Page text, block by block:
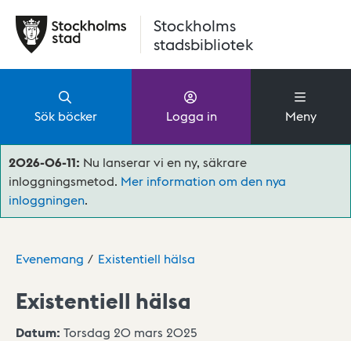
Stockholms
stadsbibliotek
Sök böcker Logga in Meny
2026-06-11: Nu lanserar vi en ny, säkrare
inloggningsmetod. Mer information om den nya
inloggningen.
Evenemang Existentiell hälsa
Existentiell hälsa
Datum: Torsdag 20 mars 2025